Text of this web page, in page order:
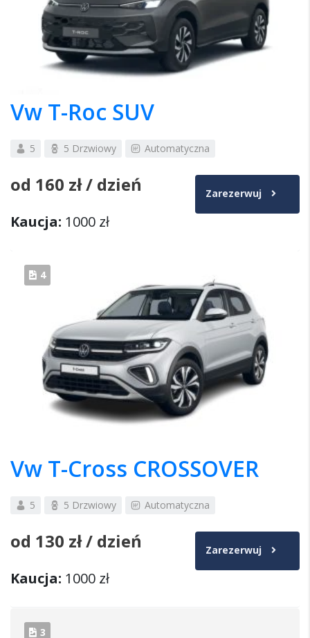
Vw T-Roc SUV
5 5 Drzwiowy Automatyczna
od 160 zł/ dzień Zarezerwuj
Kaucja: 1000 zł
4
Vw T-Cross CROSSOVER
5 5 Drzwiowy Automatyczna
od 130 zł/ dzień Zarezerwuj
Kaucja: 1000 zł
3